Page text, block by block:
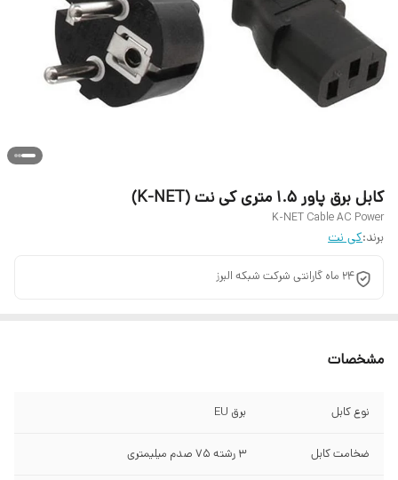
کابل برق پاور ۱.۵ متری کی نت (K-NET)
K-NET Cable AC Power
برند:کی نت
24 ماه گارانتی شرکت شبکه البرز
مشخصات
نوع کابل برق EU
ضخامت کابل 3 رشته 75 صدم میلیمتری